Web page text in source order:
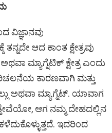
ವಿಜ್ಞಾನವು
ಆದ ಕಾಂತ ಕ್ಷೇತ್ರವು
ಮ್ಯಾಗ್ನೆಟಿಕ್ ಕ್ಷೇತ್ರ ಎಂದು
ಕಾರಣವಾಗಿ ಮತ್ತು
ಅಥವಾ ಮ್ಯಾಗ್ನೆಟ್. ಯಾವಾಗ
ಆಗ ನಮ್ಮ ದೇಹದಲ್ಲಿನ
ಇದರಿಂದ